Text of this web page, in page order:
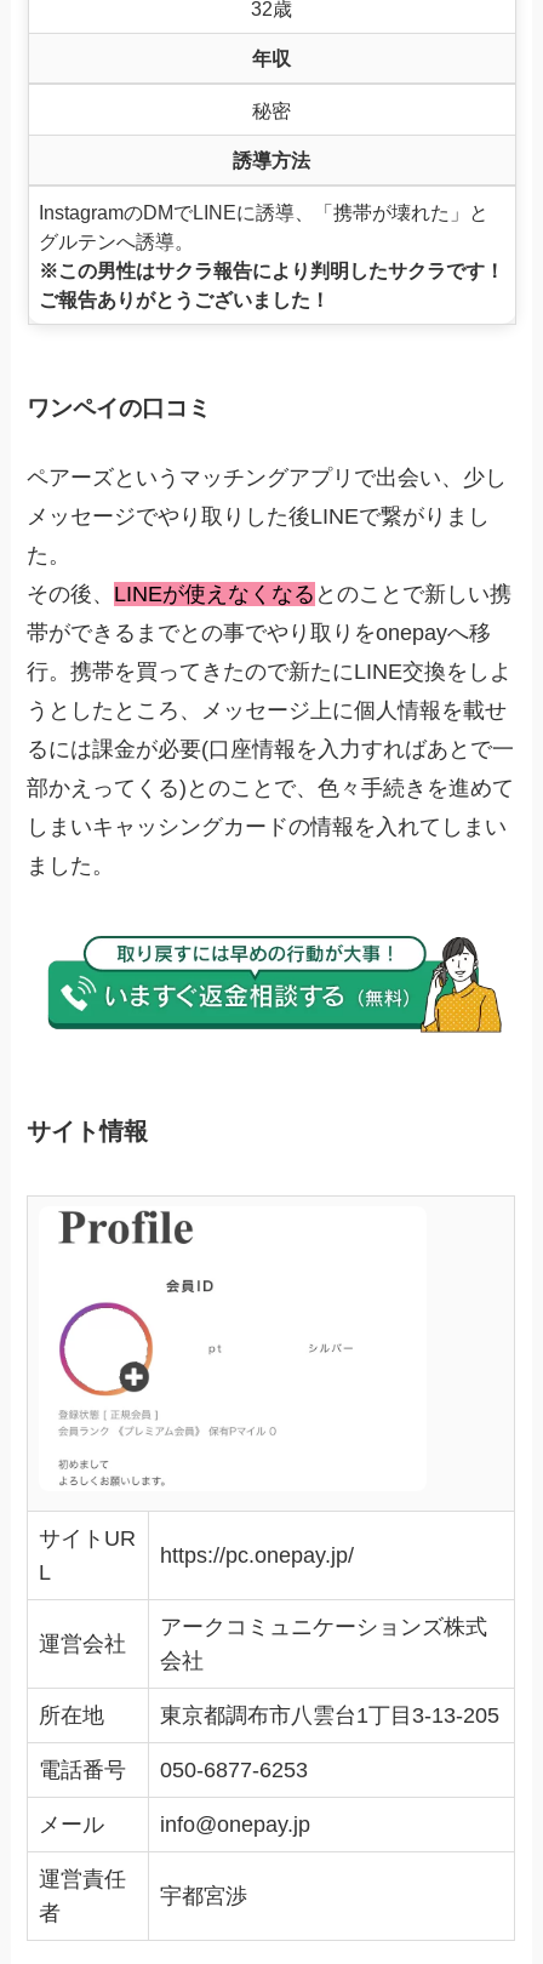
32歳
年収
秘密
誘導方法
InstagramのDMでLINEに誘導、「携帯が壊れた」と
グルテンへ誘導。
※この男性はサクラ報告により判明したサクラです！
ご報告ありがとうございました！
ワンペイの口コミ
ペアーズというマッチングアプリで出会い、少し
メッセージでやり取りした後LINEで繋がりまし
た。
その後、 LINEが使えなくなる とのことで新しい携
帯ができるまでとの事でやり取りをonepayへ移
行。携帯を買ってきたので新たにLINE交換をしよ
うとしたところ、メッセージ上に個人情報を載せ
るには課金が必要(口座情報を入力すればあとで一
部かえってくる)とのことで、色々手続きを進めて
しまいキャッシングカードの情報を入れてしまい
ました。
サイト情報
サイトUR
L
https://pc.onepay.jp/
運営会社
アークコミュニケーションズ株式
会社
所在地 東京都調布市八雲台1丁目3-13-205
電話番号 050-6877-6253
メール info@onepay.jp
運営責任
者
宇都宮渉